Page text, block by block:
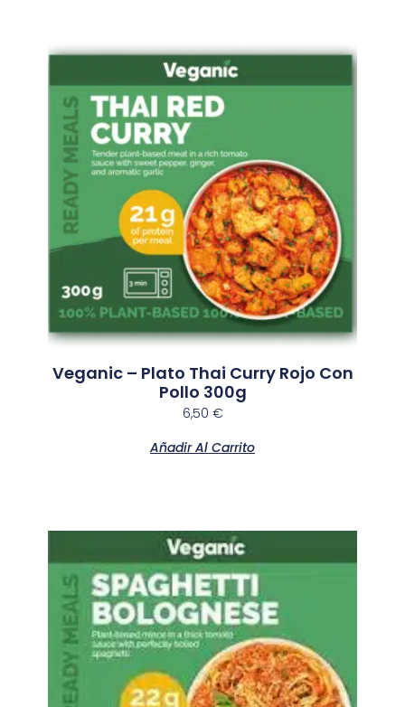
Veganic – Plato Thai Curry Rojo Con
Pollo 300g
6,50 €
Añadir Al Carrito